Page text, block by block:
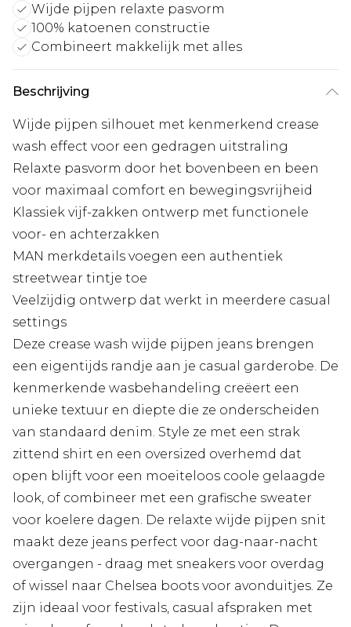
Wijde pijpen relaxte pasvorm
100% katoenen constructie
Combineert makkelijk met alles
Beschrijving
Wijde pijpen silhouet met kenmerkend crease
wash effect voor een gedragen uitstraling
Relaxte pasvorm door het bovenbeen en been
voor maximaal comfort en bewegingsvrijheid
Klassiek vijf-zakken ontwerp met functionele
voor- en achterzakken
MAN merkdetails voegen een authentiek
streetwear tintje toe
Veelzijdig ontwerp dat werkt in meerdere casual
settings
Deze crease wash wijde pijpen jeans brengen
een eigentijds randje aan je casual garderobe. De
kenmerkende wasbehandeling creëert een
unieke textuur en diepte die ze onderscheiden
van standaard denim. Style ze met een strak
zittend shirt en een oversized overhemd dat
open blijft voor een moeiteloos coole gelaagde
look, of combineer met een grafische sweater
voor koelere dagen. De relaxte wijde pijpen snit
maakt deze jeans perfect voor dag-naar-nacht
overgangen - draag met sneakers voor overdag
of wissel naar Chelsea boots voor avonduitjes. Ze
zijn ideaal voor festivals, casual afspraken met